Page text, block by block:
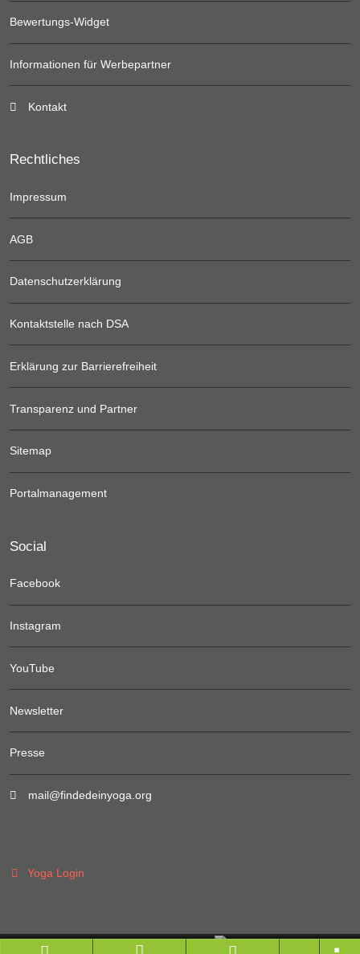
Bewertungs-Widget
Informationen für Werbepartner
Kontakt
Rechtliches
Impressum
AGB
Datenschutzerklärung
Kontaktstelle nach DSA
Erklärung zur Barrierefreiheit
Transparenz und Partner
Sitemap
Portalmanagement
Social
Facebook
Instagram
YouTube
Newsletter
Presse
mail@findedeinyoga.org
Yoga Login
Branchenportal Software made in Germany